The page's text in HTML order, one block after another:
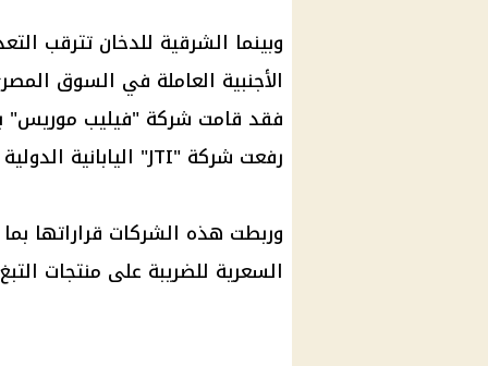
وبينما الشرقية للدخان تترقب
الأجنبية العاملة في السوق
رفعت شركة "JTI" اليابانية الدولية للتبغ أسعارها بنحو 7 إلى 8 جنيهات.
وربطت هذه الشركات قراراتها
السعرية للضريبة على منتجات